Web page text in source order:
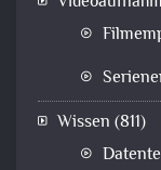
Wissen (811)